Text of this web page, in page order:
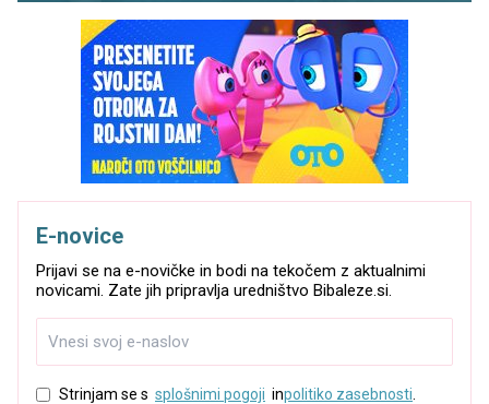
E-novice
Prijavi se na e-novičke in bodi na tekočem z aktualnimi
novicami. Zate jih pripravlja uredništvo Bibaleze.si.
Strinjam se s splošnimi pogoji inpolitiko zasebnosti